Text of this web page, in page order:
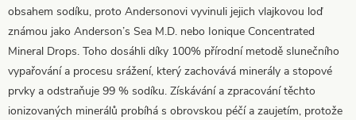
obsahem sodíku, proto Andersonovi vyvinuli jejich vlajkovou loď
známou jako Anderson’s Sea M.D. nebo Ionique Concentrated
Mineral Drops. Toho dosáhli díky 100% přírodní metodě slunečního
vypařování a procesu srážení, který zachovává minerály a stopové
prvky a odstraňuje 99 % sodíku. Získávání a zpracování těchto
ionizovaných minerálů probíhá s obrovskou péčí a zaujetím, protože